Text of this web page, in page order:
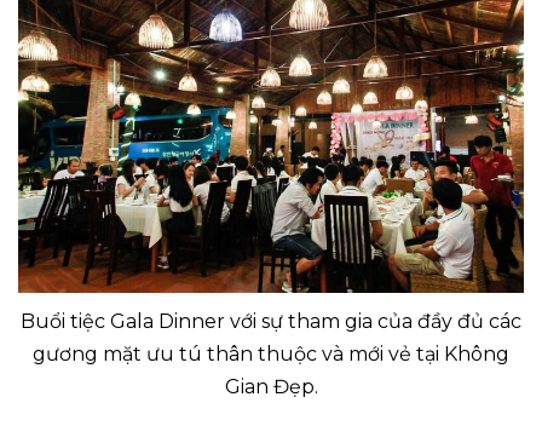
Buổi tiệc Gala Dinner với sự tham gia của đầy đủ các
gương mặt ưu tú thân thuộc và mới vẻ tại Không
Gian Đẹp.